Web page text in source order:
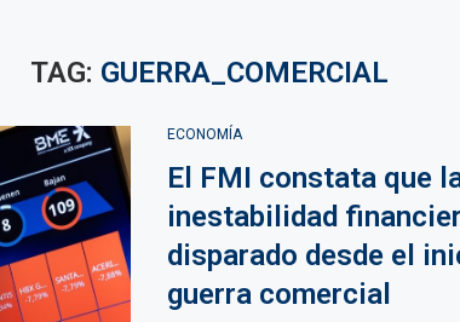
TAG: GUERRA_COMERCIAL
ECONOMÍA
El FMI constata que
inestabilidad
disparado desde el
guerra comercial